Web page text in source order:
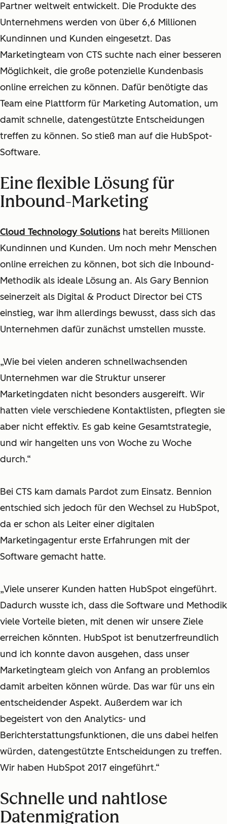
Partner weltweit entwickelt. Die Produkte des
Unternehmens werden von über 6,6 Millionen
Kundinnen und Kunden eingesetzt. Das
Marketingteam von CTS suchte nach einer besseren
Möglichkeit, die große potenzielle Kundenbasis
online erreichen zu können. Dafür benötigte das
Team eine Plattform für Marketing Automation, um
damit schnelle, datengestützte Entscheidungen
treffen zu können. So stieß man auf die HubSpot-
Software.
Eine flexible Lösung für
Inbound-Marketing
Cloud Technology Solutions hat bereits Millionen
Kundinnen und Kunden. Um noch mehr Menschen
online erreichen zu können, bot sich die Inbound-
Methodik als ideale Lösung an. Als Gary Bennion
seinerzeit als Digital & Product Director bei CTS
einstieg, war ihm allerdings bewusst, dass sich das
Unternehmen dafür zunächst umstellen musste.
„Wie bei vielen anderen schnellwachsenden
Unternehmen war die Struktur unserer
Marketingdaten nicht besonders ausgereift. Wir
hatten viele verschiedene Kontaktlisten, pflegten sie
aber nicht effektiv. Es gab keine Gesamtstrategie,
und wir hangelten uns von Woche zu Woche
durch.“
Bei CTS kam damals Pardot zum Einsatz. Bennion
entschied sich jedoch für den Wechsel zu HubSpot,
da er schon als Leiter einer digitalen
Marketingagentur erste Erfahrungen mit der
Software gemacht hatte.
„Viele unserer Kunden hatten HubSpot eingeführt.
Dadurch wusste ich, dass die Software und Methodik
viele Vorteile bieten, mit denen wir unsere Ziele
erreichen könnten. HubSpot ist benutzerfreundlich
und ich konnte davon ausgehen, dass unser
Marketingteam gleich von Anfang an problemlos
damit arbeiten können würde. Das war für uns ein
entscheidender Aspekt. Außerdem war ich
begeistert von den Analytics- und
Berichterstattungsfunktionen, die uns dabei helfen
würden, datengestützte Entscheidungen zu treffen.
Wir haben HubSpot 2017 eingeführt.“
Schnelle und nahtlose
Datenmigration